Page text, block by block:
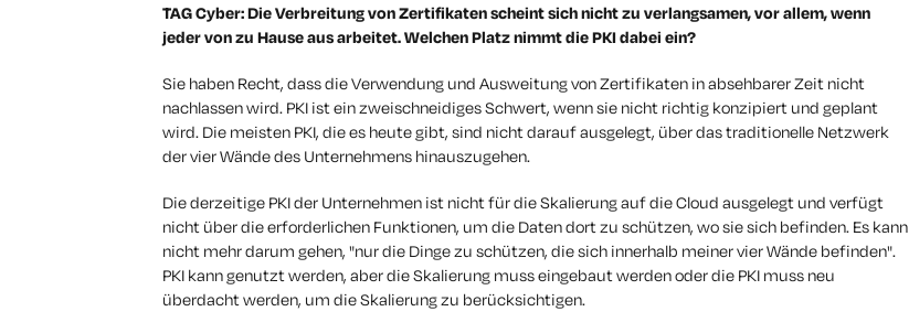
TAG Cyber: Die Verbreitung von Zertifikaten scheint sich nicht zu verlangsamen, vor allem, wenn
jeder von zu Hause aus arbeitet. Welchen Platz nimmt die PKI dabei ein?
Sie haben Recht, dass die Verwendung und Ausweitung von Zertifikaten in absehbarer Zeit nicht
nachlassen wird. PKI ist ein zweischneidiges Schwert, wenn sie nicht richtig konzipiert und geplant
wird. Die meisten PKI, die es heute gibt, sind nicht darauf ausgelegt, über das traditionelle Netzwerk
der vier Wände des Unternehmens hinauszugehen.
Die derzeitige PKI der Unternehmen ist nicht für die Skalierung auf die Cloud ausgelegt und verfügt
nicht über die erforderlichen Funktionen, um die Daten dort zu schützen, wo sie sich befinden. Es kann
nicht mehr darum gehen, "nur die Dinge zu schützen, die sich innerhalb meiner vier Wände befinden".
PKI kann genutzt werden, aber die Skalierung muss eingebaut werden oder die PKI muss neu
überdacht werden, um die Skalierung zu berücksichtigen.